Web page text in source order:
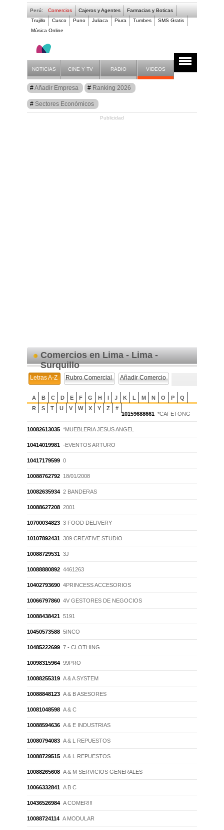
Perú: Comercios Cajeros y Agentes
Farmacias y Boticas
Trujillo
Cusco Puno Juliaca Piura Tumbes
SMS Gratis
Música Online
Comercios en Lima
Guía
Surquillo
NOTICIAS CINE Y TV RADIO VIDEOS
Añadir Empresa Ranking 2026
Sectores Económicos
Publicidad
Comercios en Lima - Lima -
Surquillo
Letras A-Z Rubro Comercial Añadir Comercio
A B C D E F G H I J K L M N O P
Q
R
S T U V W X Y Z
#
10159688661 *CAFETONG
10082613035 *MUEBLERIA JESUS ANGEL
10414019981 -EVENTOS ARTURO
10417179599 0
10088762792 18/01/2008
10082635934 2 BANDERAS
10088627208 2001
10700034823 3 FOOD DELIVERY
10107892431 309 CREATIVE STUDIO
10088729531 3J
10088880892 4461263
10402793690 4PRINCESS ACCESORIOS
10066797860 4V GESTORES DE NEGOCIOS
10088438421 5191
10450573588 5INCO
10485222699 7 - CLOTHING
10098315964 99PRO
10088255319 A & A SYSTEM
10088848123 A & B ASESORES
10081048598 A & C
10088594636 A & E INDUSTRIAS
10080794083 A & L REPUESTOS
10088729515 A & L REPUESTOS
10088265608 A & M SERVICIOS GENERALES
10066332841 A B C
10436526984 A COMER!!!
10088724114 A MODULAR